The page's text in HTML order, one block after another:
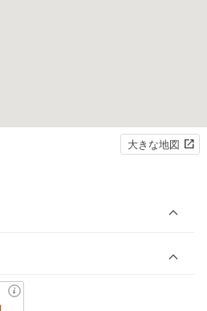
大きな地図